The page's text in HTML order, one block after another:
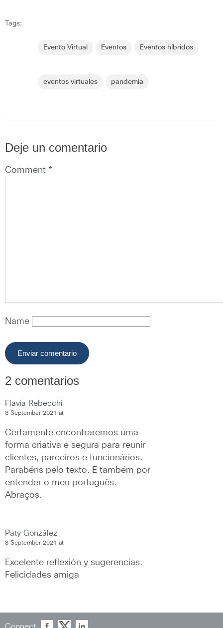
Tags:
Evento Virtual Eventos Eventos híbridos
eventos virtuales pandemia
Deje un comentario
Comment *
Name
2 comentarios
Flavia Rebecchi
8 September 2021 at
Certamente encontraremos uma
forma criativa e segura para reunir
clientes, parceiros e funcionários.
Parabéns pelo texto. E também por
entender o meu português.
Abraços.
Paty González
8 September 2021 at
Excelente reflexión y sugerencias.
Felicidades amiga
Connect